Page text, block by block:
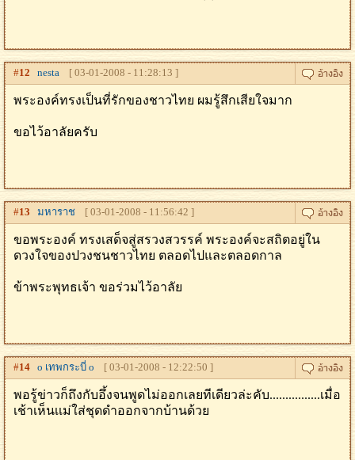
#12 nesta [ 03-01-2008 - 11:28:13 ]
พระองค์ทรงเป็นที่รักของชาวไทย ผมรู้สึกเสียใจมาก
ขอไว้อาลัยครับ
#13 มหาราช [ 03-01-2008 - 11:56:42 ]
ขอพระองค์ ทรงเสด็จสู่สรวงสวรรค์ พระองค์จะสถิตอยู่ใน
ดวงใจของปวงชนชาวไทย ตลอดไปและตลอดกาล
ข้าพระพุทธเจ้า ขอร่วมไว้อาลัย
#14 o เทพกระบี่ o [ 03-01-2008 - 12:22:50 ]
พอรู้ข่าวก็ถึงกับอึ้งจนพูดไม่ออกเลยทีเดียวล่ะคับ................เมื่อ
เช้าเห็นเเม่ใส่ชุดดำออกจากบ้านด้วย